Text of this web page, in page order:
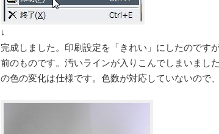
↓
完成しました。印刷設定を「きれい」にしたのです
前のものです。汚いラインが入りこんでしまいまし
の色の変化は仕様です。色数が対応していないので